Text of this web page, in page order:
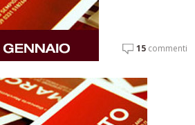
15commenti